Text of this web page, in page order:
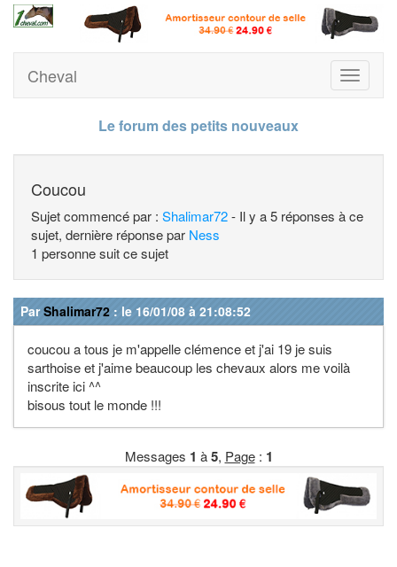
Toggle
Cheval
Le forum des petits nouveaux
Coucou
Sujet commencé par : Shalimar72- Il y a 5 réponses à ce
sujet, dernière réponse par Ness
1 personne suit ce sujet
ParShalimar72 : le 16/01/08 à 21:08:52
coucou a tous je m'appelle clémence et j'ai 19 je suis
sarthoise et j'aime beaucoup les chevaux alors me voilà
inscrite ici ^^
bisous tout le monde !!!
Messages 1 à5, Page: 1